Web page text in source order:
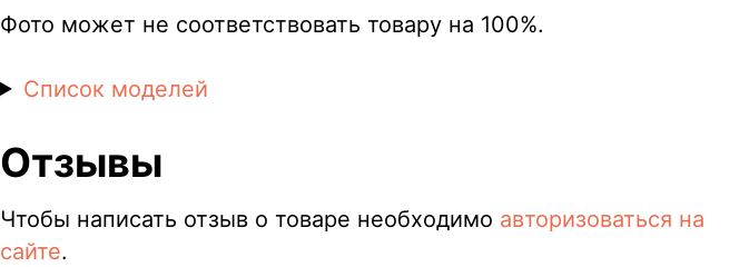
Фото может не соответствовать товару на 100%.
Список моделей
Отзывы
Чтобы написать отзыв о товаре необходимо авторизоваться на
сайте.